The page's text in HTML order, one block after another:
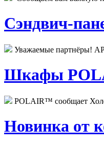
Сэндвич-
Уважаемые партнёры!
Шкафы
POLAIR™ сообщает
Новинка от